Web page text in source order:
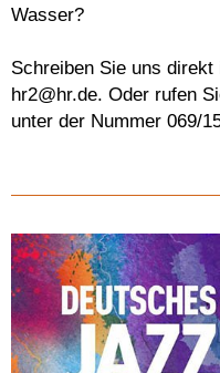
Wasser?
Schreiben Sie uns
hr2@hr.de. Oder rufen
unter der Nummer 069/